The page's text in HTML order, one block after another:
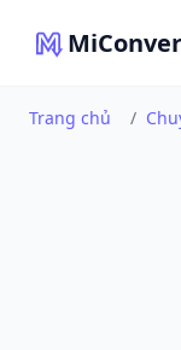
Trang chủ /